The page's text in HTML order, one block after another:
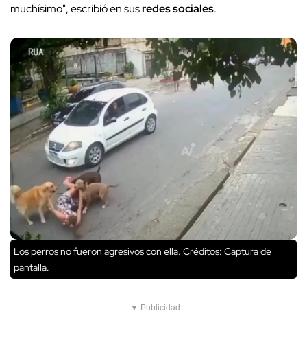
muchísimo", escribió en susredes sociales.
Los perros no fueron agresivos con ella. Créditos: Captura de
pantalla.
▼ Publicidad